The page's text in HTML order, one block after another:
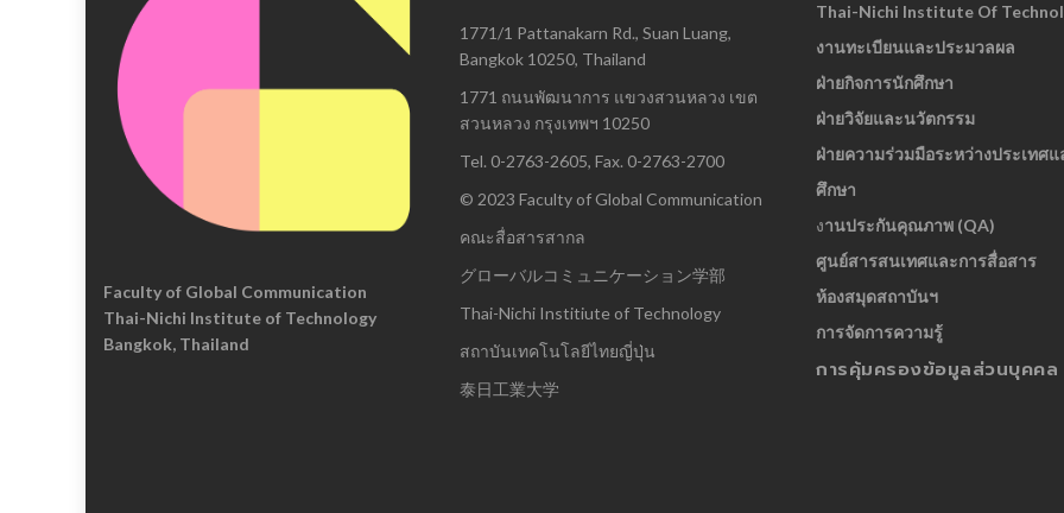
Faculty of Global Communication
Thai-Nichi Institute of Technology
Bangkok, Thailand
1771/1 Pattanakarn Rd., Suan Luang,
Bangkok 10250, Thailand
1771 ถนนพัฒนาการ แขวงสวนหลวง เขต
สวนหลวง กรุงเทพฯ 10250
Tel. 0-2763-2605, Fax. 0-2763-2700
© 2023 Faculty of Global Communication
คณะสื่อสารสากล
グローバルコミュニケーション学部
Thai-Nichi Institiute of Technology
สถาบันเทคโนโลยีไทยญี่ปุ่น
泰日工業大学
Thai-Nichi Institute Of
งานทะเบียนและประมวลผล
ฝ่ายกิจการนักศึกษา
ฝ่ายวิจัยและนวัตกรรม
ฝ่ายความร่วมมือระหว่างประเทศ
ศึกษา
งานประกันคุณภาพ (QA)
ศูนย์สารสนเทศและการสื่อสาร
ห้องสมุดสถาบันฯ
การจัดการความรู้
การคุ้มครองข้อมูลส่วนบุคคล